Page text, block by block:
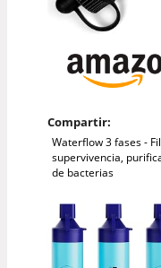
Compartir:
Waterflow 3 fases -
supervivencia,
de bacterias